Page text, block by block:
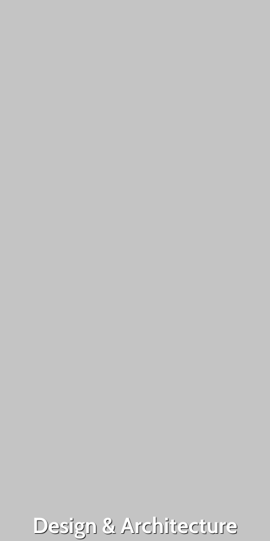
Design & Architecture